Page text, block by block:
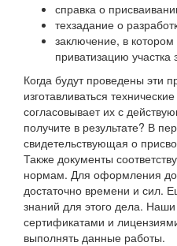
справка о
техзадание о
заключение, в
приватизацию участка
Когда будут проведены эти
изготавливаться
согласовывает их с
получите в результате? В
свидетельствующая о
Также документы
нормам. Для оформления
достаточно времени и сил.
знаний для этого дела.
сертификатами и
выполнять данные работы.